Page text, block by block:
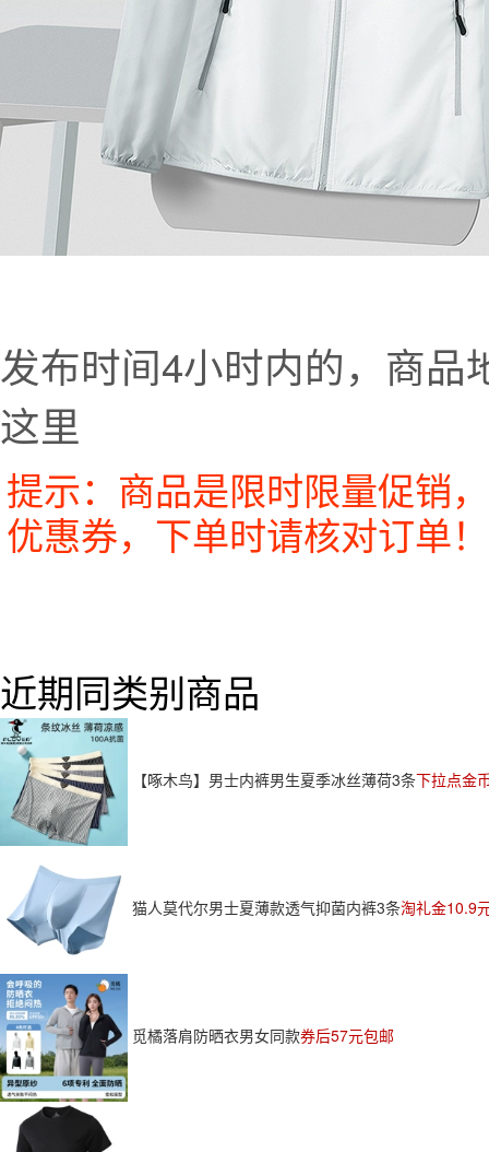
发布时间4小时内的，商品
这里
提示：商品是限时限量促销
优惠券，下单时请核对订单！
近期同类别商品
【啄木鸟】男士内裤男生夏季冰丝薄荷3条下拉点金
猫人莫代尔男士夏薄款透气抑菌内裤3条淘礼金10.9
觅橘落肩防晒衣男女同款券后57元包邮